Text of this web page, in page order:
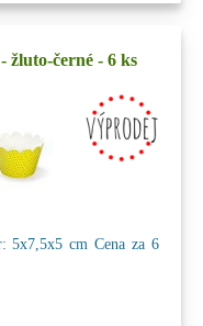
žluto-černé - 6 ks
5x7,5x5 cm Cena za 6